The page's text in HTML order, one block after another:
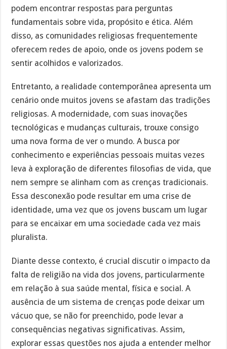
podem encontrar respostas para perguntas
fundamentais sobre vida, propósito e ética. Além
disso, as comunidades religiosas frequentemente
oferecem redes de apoio, onde os jovens podem se
sentir acolhidos e valorizados.
Entretanto, a realidade contemporânea apresenta um
cenário onde muitos jovens se afastam das tradições
religiosas. A modernidade, com suas inovações
tecnológicas e mudanças culturais, trouxe consigo
uma nova forma de ver o mundo. A busca por
conhecimento e experiências pessoais muitas vezes
leva à exploração de diferentes filosofias de vida, que
nem sempre se alinham com as crenças tradicionais.
Essa desconexão pode resultar em uma crise de
identidade, uma vez que os jovens buscam um lugar
para se encaixar em uma sociedade cada vez mais
pluralista.
Diante desse contexto, é crucial discutir o impacto da
falta de religião na vida dos jovens, particularmente
em relação à sua saúde mental, física e social. A
ausência de um sistema de crenças pode deixar um
vácuo que, se não for preenchido, pode levar a
consequências negativas significativas. Assim,
explorar essas questões nos ajuda a entender melhor